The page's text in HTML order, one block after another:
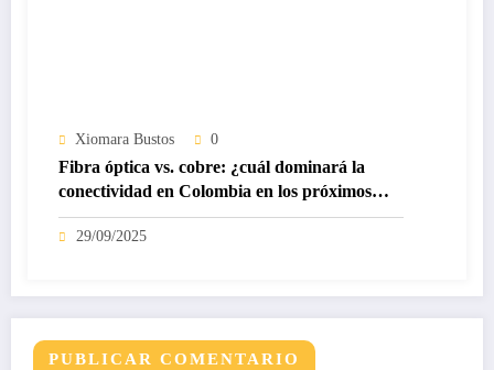
Xiomara Bustos 0
Fibra óptica vs. cobre: ¿cuál dominará la
conectividad en Colombia en los próximos
años?
29/09/2025
PUBLICAR COMENTARIO